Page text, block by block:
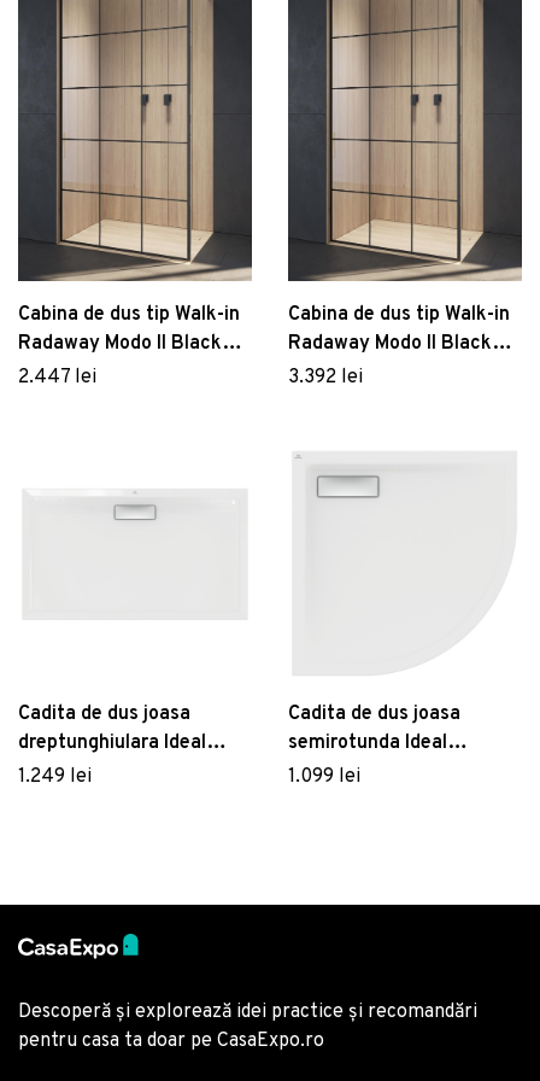
Cabina de dus tip Walk-in
Radaway Modo II Black
Factory 65cm
2.447 lei
Cabina de dus tip Walk-in
Radaway Modo II Black
Factory 100cm
3.392 lei
Cadita de dus joasa
dreptunghiulara Ideal
Standard Ultra Flat New
1.249 lei
Cadita de dus joasa
semirotunda Ideal
Standard Ultra Flat New
1.099 lei
Descoperă și explorează idei practice și recomandări
pentru casa ta doar pe CasaExpo.ro